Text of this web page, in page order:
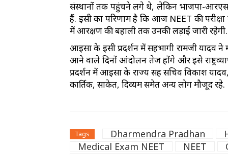
संस्थानों तक पहुंचने लगे थे, लेकिन भाजपा-
हैं. इसी का परिणाम है कि आज NEET की
में आरक्षण की बहाली तक उनकी लड़ाई जारी रहेगी.
आइसा के इसी प्रदर्शन में सहभागी रामजी यादव
आने वाले दिनों आंदोलन तेज होंगे और इसे
प्रदर्शन में आइसा के राज्य सह सचिव विकाश यादव,
कार्तिक, साकेत, दिव्यम समेत अन्य लोग मौजूद रहे.
Tags Dharmendra Pradhan
Medical Exam NEET
NEET